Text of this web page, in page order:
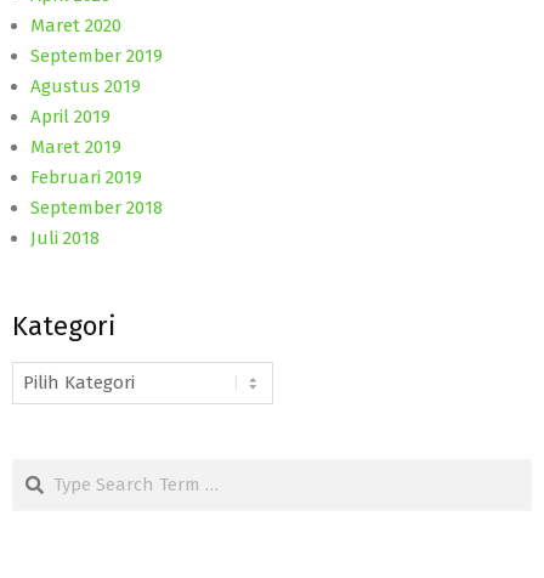
Maret 2020
September 2019
Agustus 2019
April 2019
Maret 2019
Februari 2019
September 2018
Juli 2018
Kategori
Kategori
Search